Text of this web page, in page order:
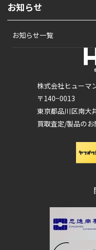
株式会社ヒューマ
〒140−0013
東京都品川区南大
買取査定/製品の
お知らせ
お知らせ一覧